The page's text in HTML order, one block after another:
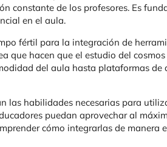
de los profesores. Es
en el aula.
fértil para la integración de
hacen que el estudio del
del aula hasta plataformas
las habilidades necesarias para
puedan aprovechar al
cómo integrarlas de manera